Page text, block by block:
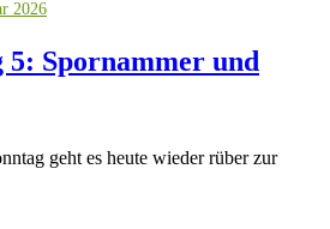
2026
5: Spornammer und
geht es heute wieder rüber zur